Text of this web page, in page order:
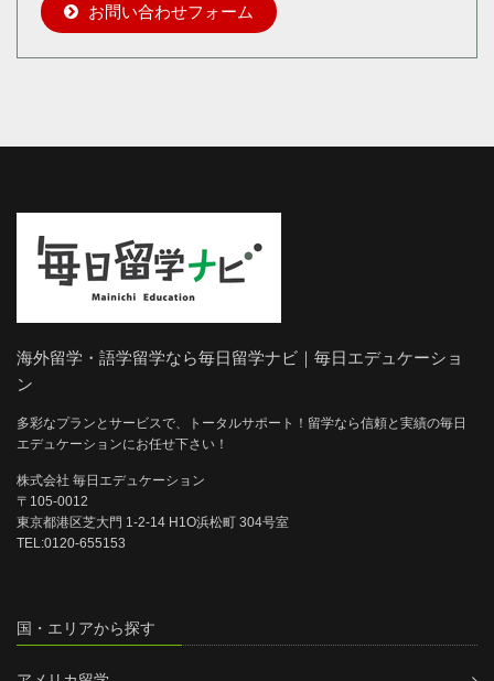
お問い合わせフォーム
海外留学・語学留学なら毎日留学ナビ｜毎日エデュケーショ
ン
多彩なプランとサービスで、トータルサポート！留学なら信頼と実績の毎日
エデュケーションにお任せ下さい！
株式会社 毎日エデュケーション
〒105-0012
東京都港区芝大門 1-2-14 H1O浜松町 304号室
TEL:0120-655153
国・エリアから探す